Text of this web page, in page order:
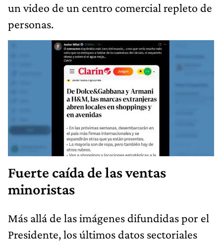
un video de un centro comercial repleto de
personas.
Fuerte caída de las ventas
minoristas
Más allá de las imágenes difundidas por el
Presidente, los últimos datos sectoriales